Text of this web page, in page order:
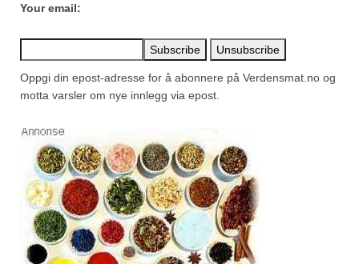
Purreløk (tørket)
Quatre épices
Salvie
Sar (bønneurt)
Selleriblader
Smaken av skog
Your email:
Oppgi din epost-adresse for å abonnere på Verdensmat.no og
motta varsler om nye innlegg via epost.